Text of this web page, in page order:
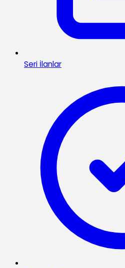
Seri İlanlar